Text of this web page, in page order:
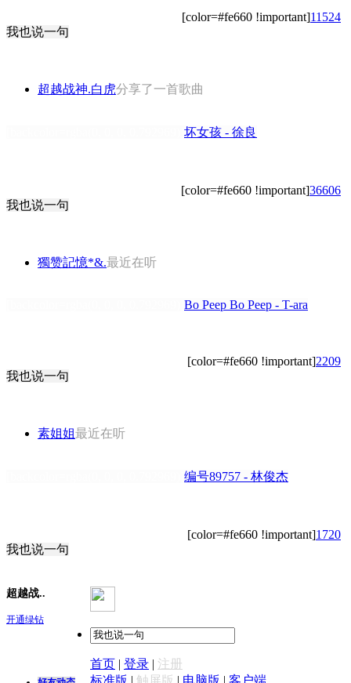
[color=#fe660 !important]11524
我也说一句
超越战神.白虎分享了一首歌曲
坏女孩 - 徐良
[color=#fe660 !important]36606
我也说一句
獨赞記憶*&.最近在听
Bo Peep Bo Peep - T-ara
[color=#fe660 !important]2209
我也说一句
素姐姐最近在听
编号89757 - 林俊杰
[color=#fe660 !important]1720
我也说一句
超越战..
开通绿钻
首页 | 登录 | 注册
标准版 | 触屏版 | 电脑版 | 客户端